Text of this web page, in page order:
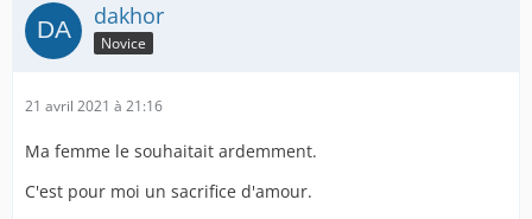
dakhor
Novice
21 avril 2021 à 21:16
Ma femme le souhaitait ardemment.
C'est pour moi un sacrifice d'amour.